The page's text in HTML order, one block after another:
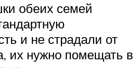
обеих семей
и не страдали от
их нужно помещать в